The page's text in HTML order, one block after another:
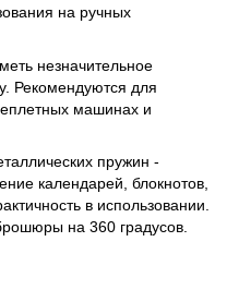
на ручных
незначительное
Рекомендуются для
машинах и
пружин -
календарей, блокнотов,
в использовании.
на 360 градусов.